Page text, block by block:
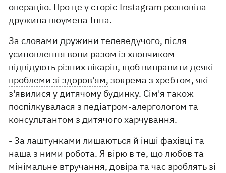
операцію. Про це у сторіс Instagram розповіла
дружина шоумена Інна.
За словами дружини телеведучого, після
усиновлення вони разом із хлопчиком
відвідують різних лікарів, щоб виправити деякі
проблеми зі здоров'ям, зокрема з хребтом, які
з'явилися у дитячому будинку. Сім'я також
поспілкувалася з педіатром-алергологом та
консультантом з дитячого харчування.
- За лаштунками лишаються й інші фахівці та
наша з ними робота. Я вірю в те, що любов та
мінімальне втручання, довіра та час зроблять зі